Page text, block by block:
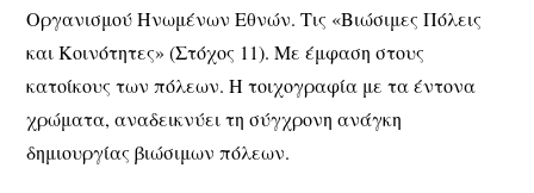
Οργανισμού Ηνωμένων Εθνών. Τις «Βιώσιμες Πόλεις
και Κοινότητες» (Στόχος 11). Με έμφαση στους
κατοίκους των πόλεων. Η τοιχογραφία με τα έντονα
χρώματα, αναδεικνύει τη σύγχρονη ανάγκη
δημιουργίας βιώσιμων πόλεων.